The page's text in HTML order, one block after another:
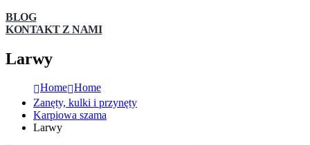
BLOG
KONTAKT Z NAMI
Larwy
Home Home
Zanęty, kulki i przynęty
Karpiowa szama
Larwy